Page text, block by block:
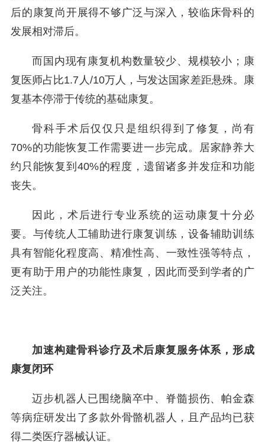
后的康复尚开展得不够广泛与深入，较临床骨科的
发展相对滞后。
而国内现有康复机构数量较少、规模较小；康
复医师占比1.7人/10万人，与发达国家差距悬殊。康
复基本停滞于传统的基础康复。
骨科手术后仅仅只是组织得到了修复，尚有
70%的功能恢复工作需要进一步完成。居家静养大
约只能恢复到40%的程度，遗留诸多并发症和功能
丧失。
因此，术后进行专业系统的运动康复十分必
要。与传统人工辅助进行康复训练，设备辅助训练
具有智能化程度高、精准性高、一致性强等特点，
更有助于用户的功能性康复，因此而受到学者的广
泛关注。
加速构建骨科诊疗及术后康复服务体系，形成
康复闭环
迈步机器人已围绕脑卒中、脊髓损伤、帕金森
等病症研发出了多款外骨骼机器人，且产品均已获
得二类医疗器械认证。